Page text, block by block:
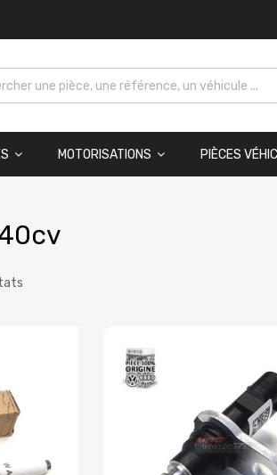
MOTORISATIONS PIÈCES